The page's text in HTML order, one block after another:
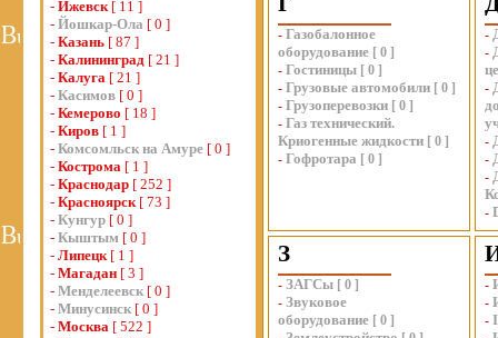
- Ижевск[ 11 ]
- Йошкар-Ола [ 0 ]
- Казань [ 87 ]
- Калининград [ 21 ]
- Калуга [ 21 ]
- Касимов [ 0 ]
- Кемерово [ 18 ]
- Киров [ 1 ]
- Комсомльск на Амуре [ 0 ]
- Кострома [ 1 ]
- Краснодар [ 252 ]
- Красноярск[ 73 ]
- Кунгур [ 0 ]
- Кыштым [ 0 ]
- Липецк[ 1 ]
- Магадан [ 3 ]
- Менделеевск [ 0 ]
- Минусинск [ 0 ]
- Москва [ 522 ]
- Газобалонное
оборудование [ 0 ]
- Гостиницы [ 0 ]
- Грузовые автомобили [ 0 ]
- Грузоперевозки [ 0 ]
- Газ технический.
Криогенные жидкости [ 0 ]
- Гофротара [ 0 ]
-
-
-
-
-
-
-
З
- ЗАГСы [ 0 ]
- Звуковое
оборудование [ 0 ]
-
-
-